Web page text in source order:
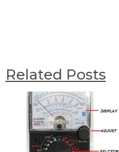
Related Posts